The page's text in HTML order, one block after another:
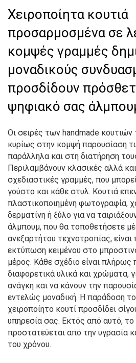
Χειροποίητα κουτιά
προσαρμοσμένα σε
κομψές γραμμές
μοναδικούς
προσδίδουν
ψηφιακό σας
Οι σειρές των handmade
κυρίως στην κομψή παρουσίαση
παράλληλα και στη διατήρηση
Περιλαμβάνουν κλασικές αλλά
σχεδιαστικές γραμμές, που
γούστο και κάθε στυλ. Κουτιά
πλαστικοποιημένη φωτογραφία,
δερματίνη ή ξύλο για να
άλμπουμ, που θα τοποθετήσετε
ανεξαρτήτου τεχνοτροπίας,
εκτύπωση κειμένου στο
μέρος. Κάθε σχέδιο είναι πλήρως
διαφορετικά υλικά και χρώματα,
ανάγκη και να κάνουν την
εντελώς μοναδική. Η παράδοση
χειροποίητο κουτί προσδίδει
υπηρεσία σας. Εκτός από αυτό,
προστατεύεται από την υγρασία
του χρόνου.